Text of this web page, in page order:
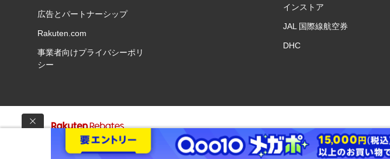
広告とパートナーシップ
Rakuten.com
事業者向けプライバシーポリ
シー
インストア
JAL 国際線航空券
DHC